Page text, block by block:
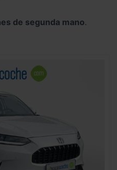
de segunda mano.